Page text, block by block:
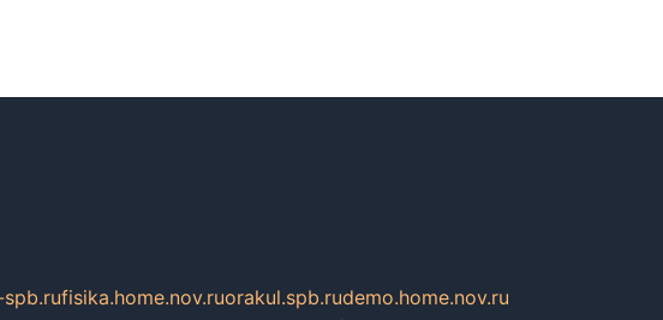
fisika.home.nov.ruorakul.spb.rudemo.home.nov.ru